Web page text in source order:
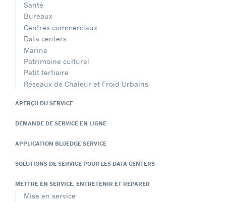
Santé
Bureaux
Centres commerciaux
Data centers
Marine
Patrimoine culturel
Petit tertiaire
Réseaux de Chaleur et Froid Urbains
APERÇU DU SERVICE
DEMANDE DE SERVICE EN LIGNE
APPLICATION BLUEDGE SERVICE
SOLUTIONS DE SERVICE POUR LES DATA CENTERS
METTRE EN SERVICE, ENTRETENIR ET RÉPARER
Mise en service